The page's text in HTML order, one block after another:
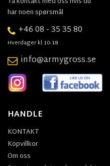
har noen spørsmål
+46 08 - 35 35 80
Hverdager kl.10-18
info@armygross.se
HANDLE
KONTAKT
Köpvillkor
Om oss